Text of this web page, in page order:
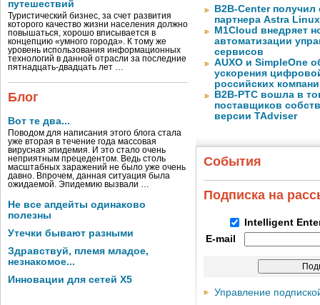
путешествий
Туристический бизнес, за счет развития
которого качество жизни населения должно
повышаться, хорошо вписывается в
концепцию «умного города». К тому же
уровень использования информационных
технологий в данной отрасли за последние
пятнадцать-двадцать лет …
Блог
Вот те два...
Поводом для написания этого блога стала
уже вторая в течение года массовая
вирусная эпидемия. И это стало очень
неприятным прецедентом. Ведь столь
масштабных заражений не было уже очень
давно. Впрочем, данная ситуация была
ожидаемой. Эпидемию вызвали …
Не все апдейты одинаково
полезны
Утечки бывают разными
Здравствуй, племя младое,
незнакомое...
Инновации для сетей X5
B2B-Center получил
партнера Astra Linux
M1Cloud внедряет
автоматизации
сервисов
AUXO и SimpleOne
ускорения
российских
B2B-РТС вошла в
поставщиков
версии TAdviser
События
Подписка на
Intelligent
E-mail
Управление